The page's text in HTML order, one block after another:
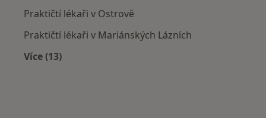
Praktičtí lékaři v Ostrově
Praktičtí lékaři v Mariánských Lázních
Více (13)